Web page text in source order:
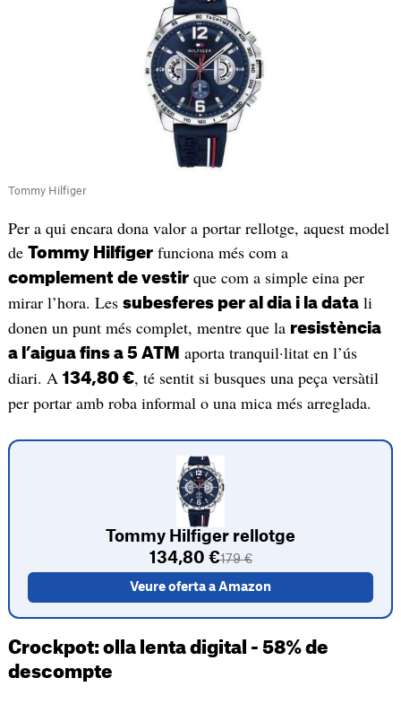
Tommy Hilfiger
Per a qui encara dona valor a portar rellotge, aquest model
de Tommy Hilfigerfunciona més com a
complement de vestirque com a simple eina per
mirar l’hora. Les subesferes per al dia i la datali
donen un punt més complet, mentre que la resistència
a l’aigua fins a 5 ATM aporta tranquil·litat en l’ús
diari. A 134,80 €, té sentit si busques una peça versàtil
per portar amb roba informal o una mica més arreglada.
Tommy Hilfiger rellotge
134,80 €179 €
Veure oferta a Amazon
Crockpot: olla lenta digital - 58% de
descompte